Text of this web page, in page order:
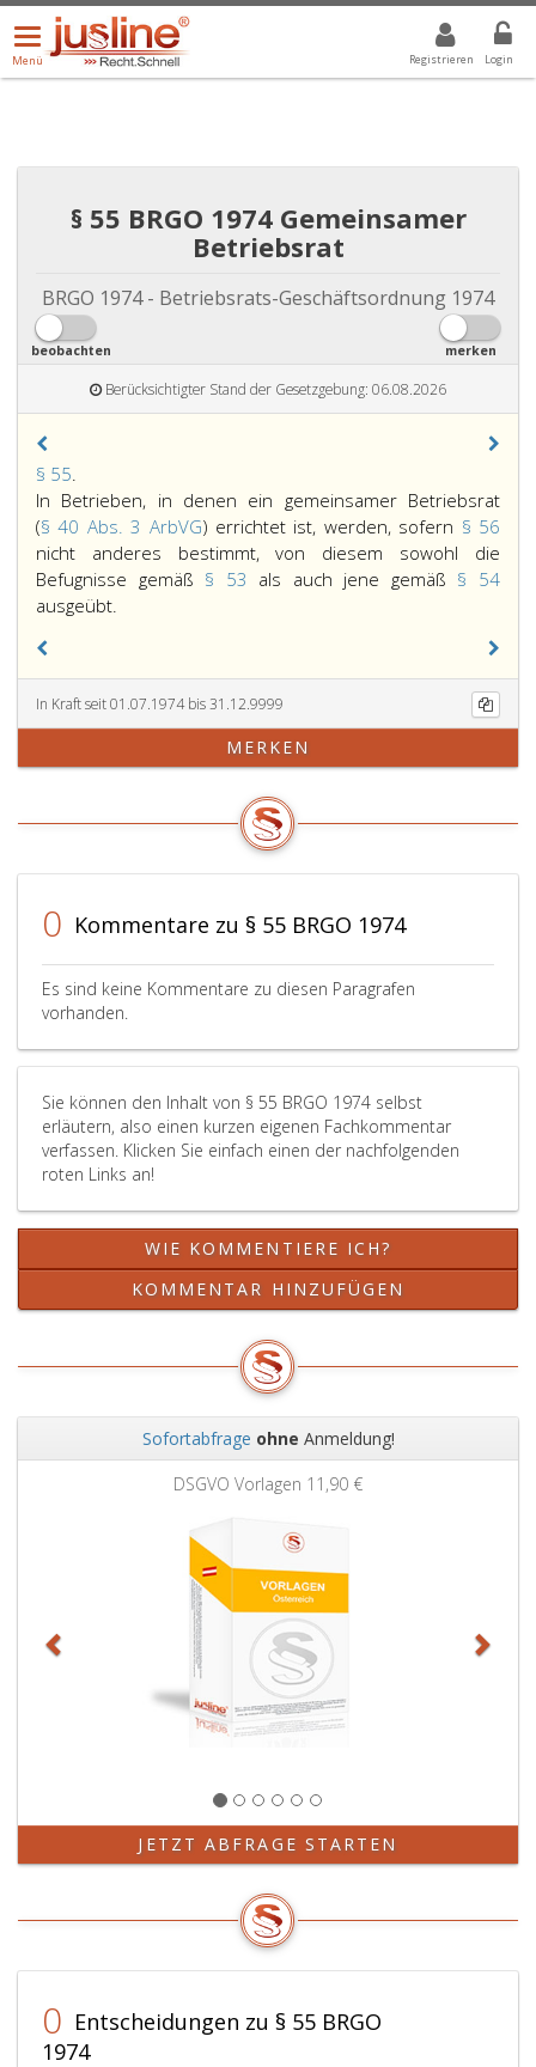
Registrieren Login
Menü
öffnen/schließen
Menü
ALLE DROPDOWN: GEWÄHLTER WERT IST ALLE
§ 55 BRGO 1974 Gemeinsamer
Betriebsrat
BRGO 1974 - Betriebsrats-Geschäftsordnung 1974
beobachten merken
Berücksichtigter Stand der Gesetzgebung: 06.08.2026
§ 55.
55,
In Betrieben, in denen ein gemeinsamer Betriebsrat
(§ 40 Abs. 3 ArbVG) errichtet ist, werden, sofern § 56
nicht anderes bestimmt, von diesem sowohl die
Befugnisse gemäß § 53 als auch jene gemäß § 54
ausgeübt.
denen
ein
gemeinsamer
Betriebsrat
3,
errichtet
werden,
sofern
Paragraph
56,
anderes
bestimmt,
von
diesem
sowohl
die
Befugnisse
gemäß
Paragraph
als
jene
gemäß
Paragraph
ausgeübt.
In Kraft seit 01.07.1974 bis 31.12.9999
MERKEN
0 Kommentare zu § 55 BRGO 1974
Es sind keine Kommentare zu diesen Paragrafen
vorhanden.
Sie können den Inhalt von § 55 BRGO 1974 selbst
erläutern, also einen kurzen eigenen Fachkommentar
verfassen. Klicken Sie einfach einen der nachfolgenden
roten Links an!
WIE KOMMENTIERE ICH?
KOMMENTAR HINZUFÜGEN
Sofortabfrage ohne Anmeldung!
DSGVO Vorlagen 11,90 €
JETZT ABFRAGE STARTEN
0 Entscheidungen zu § 55 BRGO
1974